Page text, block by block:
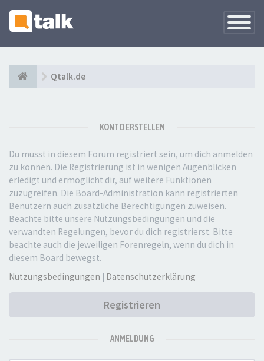
Qtalk.de
KONTO ERSTELLEN
Du musst in diesem Forum registriert sein, um dich anmelden
zu können. Die Registrierung ist in wenigen Augenblicken
erledigt und ermöglicht dir, auf weitere Funktionen
zuzugreifen. Die Board-Administration kann registrierten
Benutzern auch zusätzliche Berechtigungen zuweisen.
Beachte bitte unsere Nutzungsbedingungen und die
verwandten Regelungen, bevor du dich registrierst. Bitte
beachte auch die jeweiligen Forenregeln, wenn du dich in
diesem Board bewegst.
Nutzungsbedingungen | Datenschutzerklärung
Registrieren
ANMELDUNG